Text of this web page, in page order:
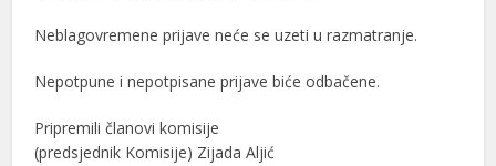
Neblagovremene prijave neće se uzeti u razmatranje.
Nepotpune i nepotpisane prijave biće odbačene.
Pripremili članovi komisije
(predsjednik Komisije) Zijada Aljić